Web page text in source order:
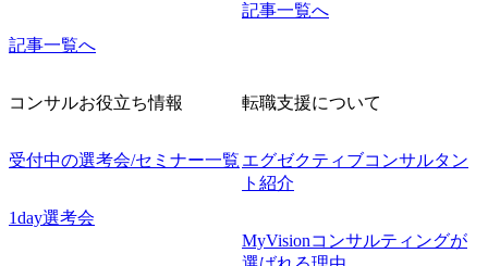
記事一覧へ
記事一覧へ
コンサルお役立ち情報
受付中の選考会/セミナー一覧
1day選考会
転職支援について
エグゼクティブコンサルタン
ト紹介
MyVisionコンサルティングが